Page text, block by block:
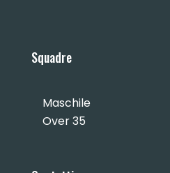
Squadre
Maschile
Over 35